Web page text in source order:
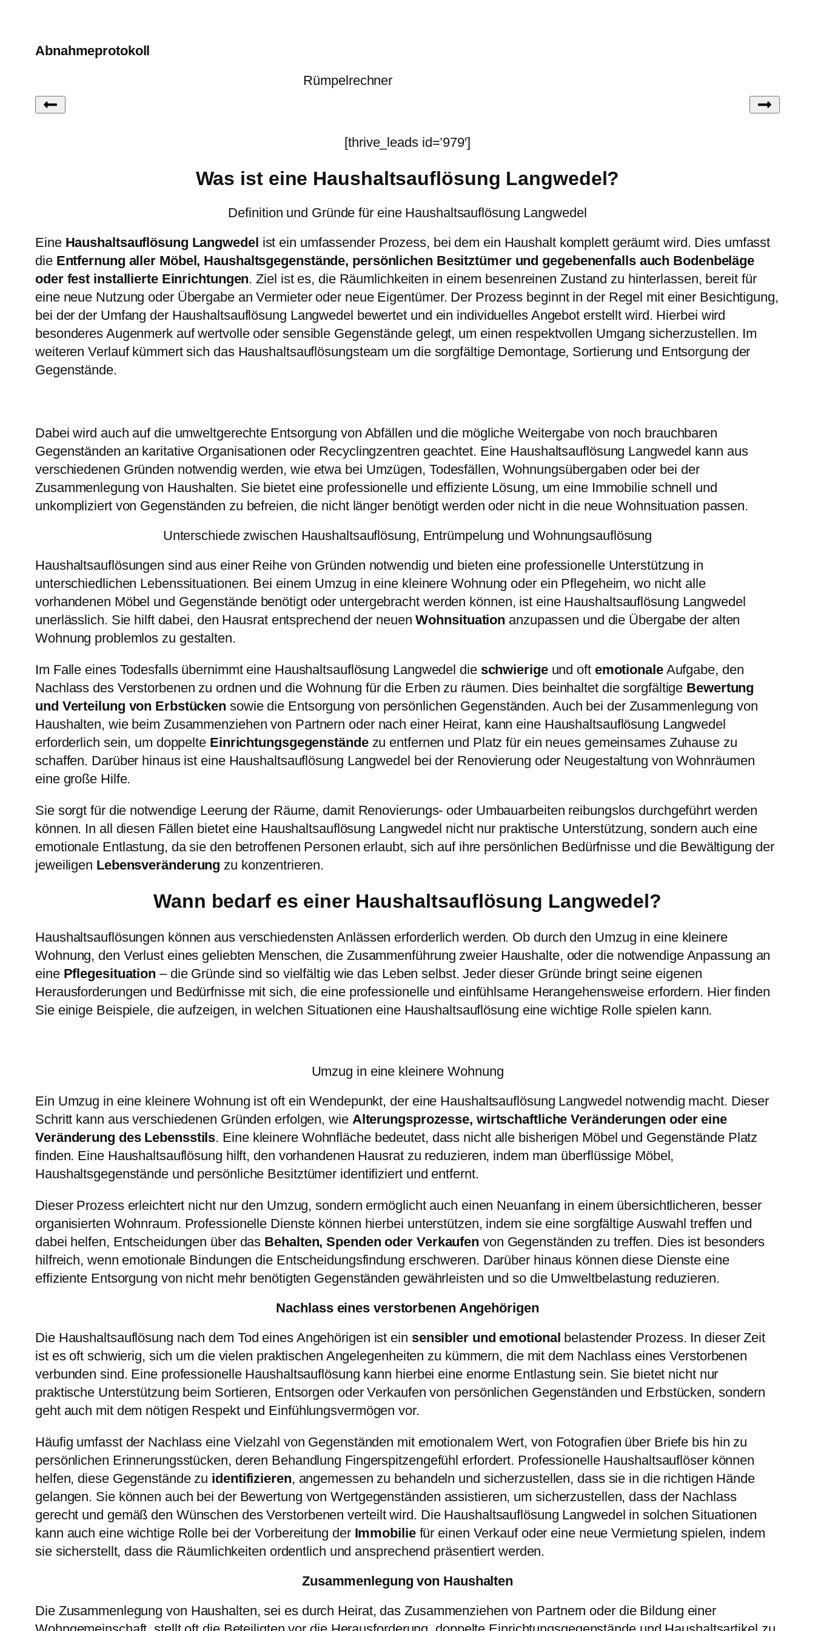
Abnahmeprotokoll
Rümpelrechner
[thrive_leads id=’979′]
Was ist eine Haushaltsauflösung Langwedel?
Definition und Gründe für eine Haushaltsauflösung Langwedel
Eine Haushaltsauflösung Langwedel ist ein umfassender Prozess, bei dem ein Haushalt komplett geräumt wird. Dies umfasst
die Entfernung aller Möbel, Haushaltsgegenstände, persönlichen Besitztümer und gegebenenfalls auch Bodenbeläge
oder fest installierte Einrichtungen. Ziel ist es, die Räumlichkeiten in einem besenreinen Zustand zu hinterlassen, bereit für
eine neue Nutzung oder Übergabe an Vermieter oder neue Eigentümer. Der Prozess beginnt in der Regel mit einer Besichtigung,
bei der der Umfang der Haushaltsauflösung Langwedel bewertet und ein individuelles Angebot erstellt wird. Hierbei wird
besonderes Augenmerk auf wertvolle oder sensible Gegenstände gelegt, um einen respektvollen Umgang sicherzustellen. Im
weiteren Verlauf kümmert sich das Haushaltsauflösungsteam um die sorgfältige Demontage, Sortierung und Entsorgung der
Gegenstände.
Dabei wird auch auf die umweltgerechte Entsorgung von Abfällen und die mögliche Weitergabe von noch brauchbaren
Gegenständen an karitative Organisationen oder Recyclingzentren geachtet. Eine Haushaltsauflösung Langwedel kann aus
verschiedenen Gründen notwendig werden, wie etwa bei Umzügen, Todesfällen, Wohnungsübergaben oder bei der
Zusammenlegung von Haushalten. Sie bietet eine professionelle und effiziente Lösung, um eine Immobilie schnell und
unkompliziert von Gegenständen zu befreien, die nicht länger benötigt werden oder nicht in die neue Wohnsituation passen.
Unterschiede zwischen Haushaltsauflösung, Entrümpelung und Wohnungsauflösung
Haushaltsauflösungen sind aus einer Reihe von Gründen notwendig und bieten eine professionelle Unterstützung in
unterschiedlichen Lebenssituationen. Bei einem Umzug in eine kleinere Wohnung oder ein Pflegeheim, wo nicht alle
vorhandenen Möbel und Gegenstände benötigt oder untergebracht werden können, ist eine Haushaltsauflösung Langwedel
unerlässlich. Sie hilft dabei, den Hausrat entsprechend der neuenWohnsituation anzupassen und die Übergabe der alten
Wohnung problemlos zu gestalten.
Im Falle eines Todesfalls übernimmt eine Haushaltsauflösung Langwedel die schwierigeund oft emotionaleAufgabe, den
Nachlass des Verstorbenen zu ordnen und die Wohnung für die Erben zu räumen. Dies beinhaltet die sorgfältige Bewertung
und Verteilung von Erbstücken sowie die Entsorgung von persönlichen Gegenständen. Auch bei der Zusammenlegung von
Haushalten, wie beim Zusammenziehen von Partnern oder nach einer Heirat, kann eine Haushaltsauflösung Langwedel
erforderlich sein, um doppelte Einrichtungsgegenständezu entfernen und Platz für ein neues gemeinsames Zuhause zu
schaffen. Darüber hinaus ist eine Haushaltsauflösung Langwedel bei der Renovierung oder Neugestaltung von Wohnräumen
eine große Hilfe.
Sie sorgt für die notwendige Leerung der Räume, damit Renovierungs- oder Umbauarbeiten reibungslos durchgeführt werden
können. In all diesen Fällen bietet eine Haushaltsauflösung Langwedel nicht nur praktische Unterstützung, sondern auch eine
emotionale Entlastung, da sie den betroffenen Personen erlaubt, sich auf ihre persönlichen Bedürfnisse und die Bewältigung der
jeweiligen Lebensveränderung zu konzentrieren.
Wann bedarf es einer Haushaltsauflösung Langwedel?
Haushaltsauflösungen können aus verschiedensten Anlässen erforderlich werden. Ob durch den Umzug in eine kleinere
Wohnung, den Verlust eines geliebten Menschen, die Zusammenführung zweier Haushalte, oder die notwendige Anpassung an
eine Pflegesituation – die Gründe sind so vielfältig wie das Leben selbst. Jeder dieser Gründe bringt seine eigenen
Herausforderungen und Bedürfnisse mit sich, die eine professionelle und einfühlsame Herangehensweise erfordern. Hier finden
Sie einige Beispiele, die aufzeigen, in welchen Situationen eine Haushaltsauflösung eine wichtige Rolle spielen kann.
Umzug in eine kleinere Wohnung
Ein Umzug in eine kleinere Wohnung ist oft ein Wendepunkt, der eine Haushaltsauflösung Langwedel notwendig macht. Dieser
Schritt kann aus verschiedenen Gründen erfolgen, wie Alterungsprozesse, wirtschaftliche Veränderungen oder eine
Veränderung des Lebensstils. Eine kleinere Wohnfläche bedeutet, dass nicht alle bisherigen Möbel und Gegenstände Platz
finden. Eine Haushaltsauflösung hilft, den vorhandenen Hausrat zu reduzieren, indem man überflüssige Möbel,
Haushaltsgegenstände und persönliche Besitztümer identifiziert und entfernt.
Dieser Prozess erleichtert nicht nur den Umzug, sondern ermöglicht auch einen Neuanfang in einem übersichtlicheren, besser
organisierten Wohnraum. Professionelle Dienste können hierbei unterstützen, indem sie eine sorgfältige Auswahl treffen und
dabei helfen, Entscheidungen über das Behalten, Spenden oder Verkaufen von Gegenständen zu treffen. Dies ist besonders
hilfreich, wenn emotionale Bindungen die Entscheidungsfindung erschweren. Darüber hinaus können diese Dienste eine
effiziente Entsorgung von nicht mehr benötigten Gegenständen gewährleisten und so die Umweltbelastung reduzieren.
Nachlass eines verstorbenen Angehörigen
Die Haushaltsauflösung nach dem Tod eines Angehörigen ist ein sensibler und emotional belastender Prozess. In dieser Zeit
ist es oft schwierig, sich um die vielen praktischen Angelegenheiten zu kümmern, die mit dem Nachlass eines Verstorbenen
verbunden sind. Eine professionelle Haushaltsauflösung kann hierbei eine enorme Entlastung sein. Sie bietet nicht nur
praktische Unterstützung beim Sortieren, Entsorgen oder Verkaufen von persönlichen Gegenständen und Erbstücken, sondern
geht auch mit dem nötigen Respekt und Einfühlungsvermögen vor.
Häufig umfasst der Nachlass eine Vielzahl von Gegenständen mit emotionalem Wert, von Fotografien über Briefe bis hin zu
persönlichen Erinnerungsstücken, deren Behandlung Fingerspitzengefühl erfordert. Professionelle Haushaltsauflöser können
helfen, diese Gegenstände zu identifizieren, angemessen zu behandeln und sicherzustellen, dass sie in die richtigen Hände
gelangen. Sie können auch bei der Bewertung von Wertgegenständen assistieren, um sicherzustellen, dass der Nachlass
gerecht und gemäß den Wünschen des Verstorbenen verteilt wird. Die Haushaltsauflösung Langwedel in solchen Situationen
kann auch eine wichtige Rolle bei der Vorbereitung der Immobiliefür einen Verkauf oder eine neue Vermietung spielen, indem
sie sicherstellt, dass die Räumlichkeiten ordentlich und ansprechend präsentiert werden.
Zusammenlegung von Haushalten
Die Zusammenlegung von Haushalten, sei es durch Heirat, das Zusammenziehen von Partnern oder die Bildung einer